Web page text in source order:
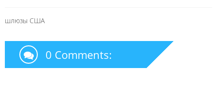
шлюзы США
0 Comments: